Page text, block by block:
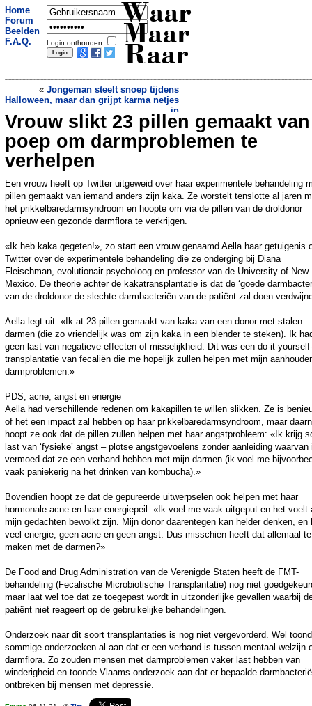
Home
Forum
Beelden
F.A.Q.
Login onthouden
Waar
Maar
Raar
« Jongeman steelt snoep tijdens
Halloween, maar dan grijpt karma netjes
in
Het nieuwe spellen: niet de F van
Ferdinand, maar van Fatima»
Vrouw slikt 23 pillen gemaakt van
poep om darmproblemen te
verhelpen
Een vrouw heeft op Twitter uitgeweid over haar experimentele behandeling
pillen gemaakt van iemand anders zijn kaka. Ze worstelt tenslotte al jaren
het prikkelbaredarmsyndroom en hoopte om via de pillen van de droldonor
opnieuw een gezonde darmflora te verkrijgen.
«Ik heb kaka gegeten!», zo start een vrouw genaamd Aella haar getuigenis
Twitter over de experimentele behandeling die ze onderging bij Diana
Fleischman, evolutionair psycholoog en professor van de University of New
Mexico. De theorie achter de kakatransplantatie is dat de ‘goede
van de droldonor de slechte darmbacteriën van de patiënt zal doen
Aella legt uit: «Ik at 23 pillen gemaakt van kaka van een donor met stalen
darmen (die zo vriendelijk was om zijn kaka in een blender te steken). Ik
geen last van negatieve effecten of misselijkheid. Dit was een do-it-yourself-
transplantatie van fecaliën die me hopelijk zullen helpen met mijn
darmproblemen.»
PDS, acne, angst en energie
Aella had verschillende redenen om kakapillen te willen slikken. Ze is
of het een impact zal hebben op haar prikkelbaredarmsyndroom, maar
hoopt ze ook dat de pillen zullen helpen met haar angstprobleem: «Ik krijg
last van ‘fysieke’ angst – plotse angstgevoelens zonder aanleiding waarvan
vermoed dat ze een verband hebben met mijn darmen (ik voel me
vaak paniekerig na het drinken van kombucha).»
Bovendien hoopt ze dat de gepureerde uitwerpselen ook helpen met haar
hormonale acne en haar energiepeil: «Ik voel me vaak uitgeput en het voelt
mijn gedachten bewolkt zijn. Mijn donor daarentegen kan helder denken, en
veel energie, geen acne en geen angst. Dus misschien heeft dat allemaal te
maken met de darmen?»
De Food and Drug Administration van de Verenigde Staten heeft de FMT-
behandeling (Fecalische Microbiotische Transplantatie) nog niet
maar laat wel toe dat ze toegepast wordt in uitzonderlijke gevallen waarbij
patiënt niet reageert op de gebruikelijke behandelingen.
Onderzoek naar dit soort transplantaties is nog niet vergevorderd. Wel
sommige onderzoeken al aan dat er een verband is tussen mentaal welzijn
darmflora. Zo zouden mensen met darmproblemen vaker last hebben van
winderigheid en toonde Vlaams onderzoek aan dat er bepaalde
ontbreken bij mensen met depressie.